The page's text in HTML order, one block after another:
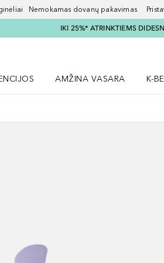
Nemokamas dovanų pakavimas
IKI 25%* ATRINKTIEMS
AMŽINA VASARA
K-